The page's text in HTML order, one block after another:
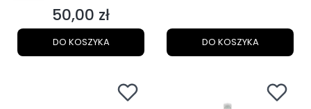
Cena
50,00 zł
DO KOSZYKA DO KOSZYKA